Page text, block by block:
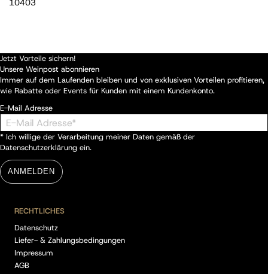
10403
Jetzt Vorteile sichern!
Unsere Weinpost abonnieren
Immer auf dem Laufenden bleiben und von exklusiven Vorteilen profitieren,
wie Rabatte oder Events für Kunden mit einem Kundenkonto.
E-Mail Adresse
* Ich willige der Verarbeitung meiner Daten gemäß der
Datenschutzerklärung ein.
ANMELDEN
RECHTLICHES
Datenschutz
Liefer- & Zahlungsbedingungen
Impressum
AGB